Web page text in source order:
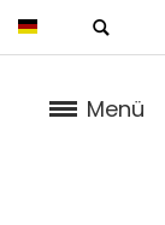
Menü